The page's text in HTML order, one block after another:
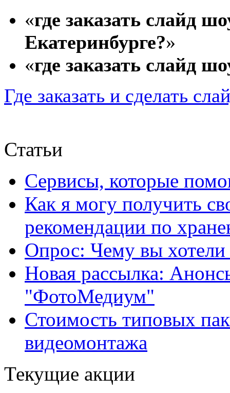
«где заказать слайд
Екатеринбурге?»
«где заказать слайд
Где заказать и сделать
Статьи
Сервисы, которые
Как я могу получить
рекомендации по
Опрос: Чему вы хотели
Новая рассылка:
"ФотоМедиум"
Стоимость типовых
видеомонтажа
Текущие акции